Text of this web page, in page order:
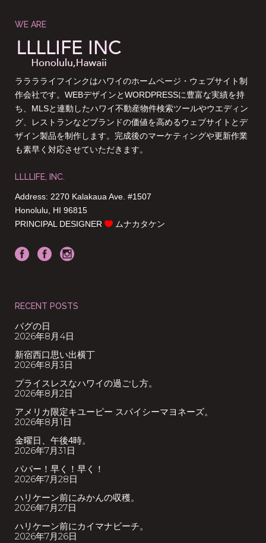
WE ARE
ラララライフインクはハワイのホームページ・ウェブサイト制
作会社です。WEBデザインとWORDPRESSに豊富な実績を持
ち、MLSと連動したハワイ不動産物件検索ツールやウエディン
グ、レストランなどブランドの価値を高めるウェブサイトとデ
ザイン製品を制作します。完成後のマーケティングや更新作業
も素早く対応させていただきます。
LLLLIFE, INC.
Address: 2270 Kalakaua Ave. #1507
Honolulu, HI 96815
PRINCIPAL DESIGNER
ムナカタケン
RECENT POSTS
バグの日
2026年8月4日
新宿西口思い出横丁
2026年8月3日
プライスレスなハワイの過ごし方。
2026年8月2日
アメリカ限定キユーピー スパイシーマヨネーズ。
2026年8月1日
金曜日、午後4時。
2026年7月31日
パパー！早く！早く！
2026年7月28日
ハリケーン前にみかんの収穫。
2026年7月27日
ハリケーン前にカイマナビーチ。
2026年7月26日